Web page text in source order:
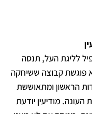
לליגת העל, תנסה
פוגשת קבוצה ששיחקה
הראשון ומתאוששת
מודיעין יודעת